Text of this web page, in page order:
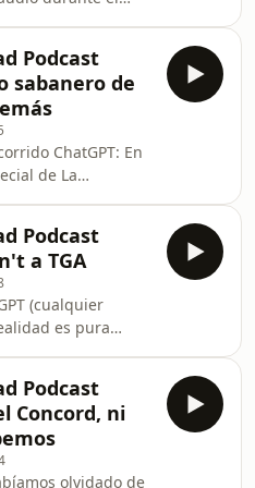
Además,
lanzamiento de
abordan las
mundo de los
los rumores sobre
cambios en los
El equipo analiza
estudios, las
y las críticas
Podcast
sabanero de
ChatGPT: En
de La
los últimos
y películas que
un tono relajado
los títulos más
desde los
hasta las
de repasar
y la
Podcast
a TGA
(cualquier
es pura
anuncios y
de la última
Awards 2024,
más importantes
Podcast
Concord, ni
olvidado de